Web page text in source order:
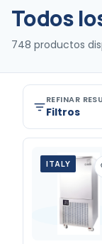
Todos
748 productos
REFINAR
Filtros
ITALY